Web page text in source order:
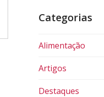
Categorias
Alimentação
Artigos
Destaques